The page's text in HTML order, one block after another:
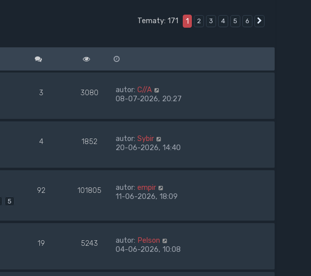
Tematy: 171 1 2 3 4 5 6
3 3080 autor: C//A
08-07-2026, 20:27
4 1852 autor: Sybir
20-06-2026, 14:40
5
92 101805 autor: empir
11-06-2026, 18:09
19 5243 autor: Pelson
04-06-2026, 10:08